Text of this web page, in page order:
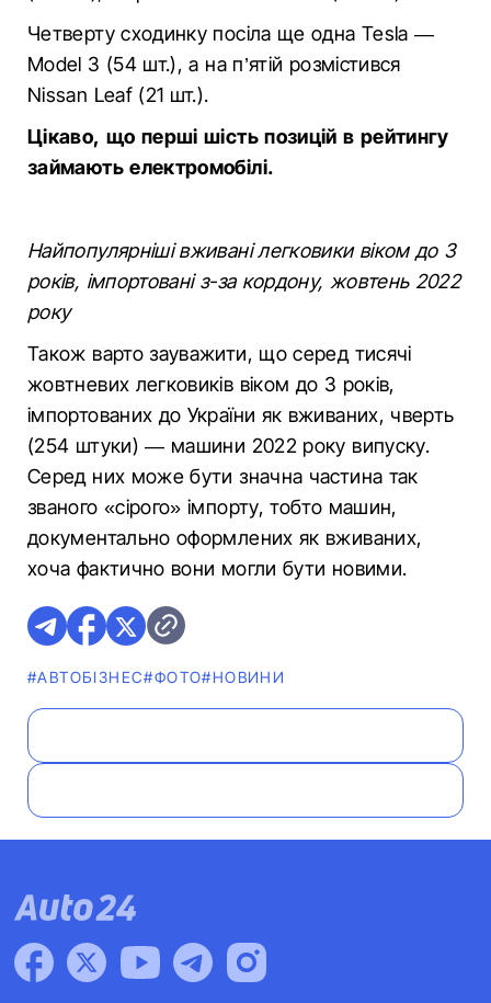
Четверту сходинку посіла ще одна Tesla —
Model 3 (54 шт.), а на п’ятій розмістився
Nissan Leaf (21 шт.).
Цікаво, що перші шість позицій в рейтингу
займають електромобілі.
Найпопулярніші вживані легковики віком до 3
років, імпортовані з-за кордону, жовтень 2022
року
Також варто зауважити, що серед тисячі
жовтневих легковиків віком до 3 років,
імпортованих до України як вживаних, чверть
(254 штуки) — машини 2022 року випуску.
Серед них може бути значна частина так
званого «сірого» імпорту, тобто машин,
документально оформлених як вживаних,
хоча фактично вони могли бути новими.
#АВТОБІЗНЕС#ФОТО#НОВИНИ